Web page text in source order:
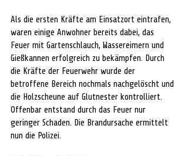
Als die ersten Kräfte am Einsatzort eintrafen,
waren einige Anwohner bereits dabei, das
Feuer mit Gartenschlauch, Wassereimern und
Gießkannen erfolgreich zu bekämpfen. Durch
die Kräfte der Feuerwehr wurde der
betroffene Bereich nochmals nachgelöscht und
die Holzscheune auf Glutnester kontrolliert.
Offenbar entstand durch das Feuer nur
geringer Schaden. Die Brandursache ermittelt
nun die Polizei.